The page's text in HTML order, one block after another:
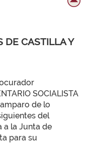
DE CASTILLA Y
SOCIALISTA
de lo
del
a la Junta de
para su